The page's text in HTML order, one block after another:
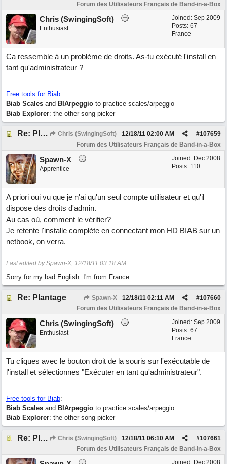
Forum des Utilisateurs Français de Band-in-a-Box
Joined: Sep 2009
Posts: 67
France
Chris (SwingingSoft)
Enthusiast
Ca ressemble à un problème de droits. As-tu exécuté l'install en
tant qu'administrateur ?
Free tools for Biab:
Biab Scales and BIArpeggio to practice scales/arpeggio
Biab Explorer: the other song picker
Re: Plantage Chris (SwingingSoft) #107659
12/18/11 02:00 AM
Forum des Utilisateurs Français de Band-in-a-Box
Joined: Dec 2008
Posts: 110
Spawn-X
Apprentice
A priori oui vu que je n'ai qu'un seul compte utilisateur et qu'il
dispose des droits d'admin.
Au cas où, comment le vérifier?
Je retente l'installe complète en connectant mon HD BIAB sur un
netbook, on verra.
Last edited by Spawn-X; 12/18/11 03:18 AM.
Sorry for my bad English. I'm from France...
Re: Plantage Spawn-X #107660
12/18/11 02:11 AM
Forum des Utilisateurs Français de Band-in-a-Box
Joined: Sep 2009
Posts: 67
France
Chris (SwingingSoft)
Enthusiast
Tu cliques avec le bouton droit de la souris sur l'exécutable de
l'install et sélectionnes "Exécuter en tant qu'administrateur".
Free tools for Biab:
Biab Scales and BIArpeggio to practice scales/arpeggio
Biab Explorer: the other song picker
Re: Plantage Chris (SwingingSoft) #107661
12/18/11 06:10 AM
Forum des Utilisateurs Français de Band-in-a-Box
Joined: Dec 2008